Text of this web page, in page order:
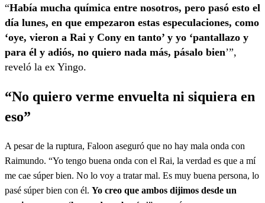
“Había mucha química entre nosotros, pero pasó esto el
día lunes, en que empezaron estas especulaciones, como
‘oye, vieron a Rai y Cony en tanto’ y yo ‘pantallazo y
para él y adiós, no quiero nada más, pásalo bien’”,
reveló la ex Yingo.
“No quiero verme envuelta ni siquiera en
eso”
A pesar de la ruptura, Faloon aseguró que no hay mala onda con
Raimundo. “Yo tengo buena onda con el Rai, la verdad es que a mí
me cae súper bien. No lo voy a tratar mal. Es muy buena persona, lo
pasé súper bien con él. Yo creo que ambos dijimos desde un